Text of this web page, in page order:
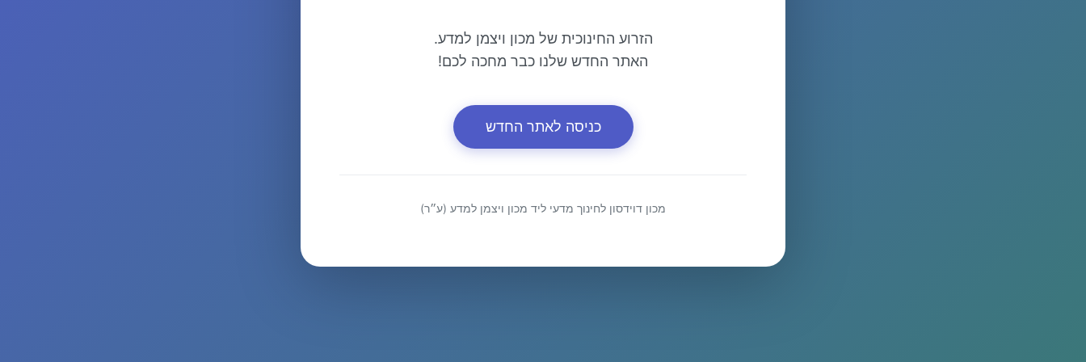
הזרוע החינוכית של מכון ויצמן למדע.
האתר החדש שלנו כבר מחכה לכם!
כניסה לאתר החדש
מכון דוידסון לחינוך מדעי ליד מכון ויצמן למדע (ע״ר)